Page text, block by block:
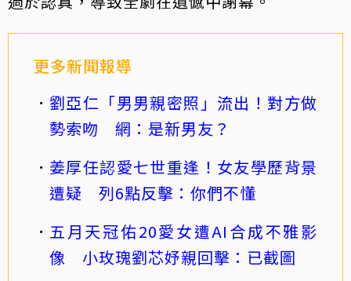
更多新聞報導
劉亞仁「男男親密照」流出！對方做
勢索吻 網：是新男友？
姜厚任認愛七世重逢！女友學歷背景
遭疑 列6點反擊：你們不懂
五月天冠佑20愛女遭AI合成不雅影
像 小玫瑰劉芯妤親回擊：已截圖